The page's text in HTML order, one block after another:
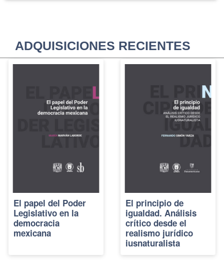
ADQUISICIONES RECIENTES
El papel del Poder
Legislativo en la
democracia
mexicana
El principio de
igualdad. Análisis
crítico desde el
realismo jurídico
iusnaturalista